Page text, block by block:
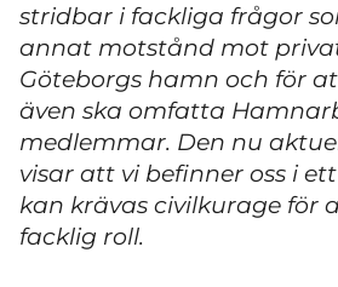
stridbar i fackliga frågor
annat motstånd mot
Göteborgs hamn och för
även ska omfatta
medlemmar. Den nu
visar att vi befinner oss i
kan krävas civilkurage för
facklig roll.